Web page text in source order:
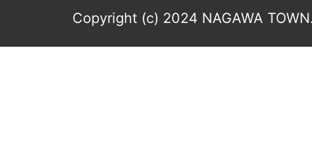
Copyright (c) 2024 NAGAWA